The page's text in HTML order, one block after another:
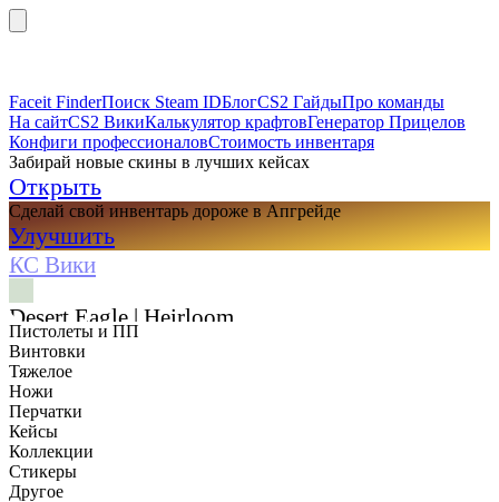
Faceit FinderПоиск Steam IDБлогCS2 ГайдыПро команды
На сайтCS2 ВикиКалькулятор крафтовГенератор Прицелов
Конфиги профессионаловСтоимость инвентаря
Забирай новые скины в лучших кейсах
Открыть
Сделай свой инвентарь дороже в Апгрейде
Улучшить
КС Вики
Desert Eagle | Heirloom
Пистолеты и ПП
Винтовки
Тяжелое
Ножи
Перчатки
Кейсы
Коллекции
Стикеры
Другое